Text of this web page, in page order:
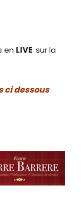
en LIVE sur la
ci dessous